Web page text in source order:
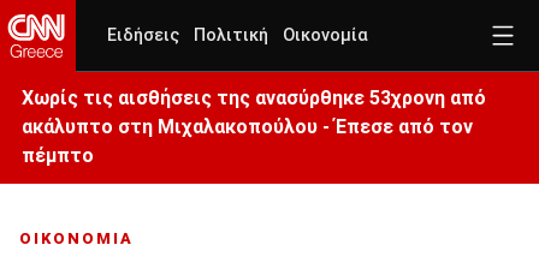
Ειδήσεις Πολιτική Οικονομία
Χωρίς τις αισθήσεις της ανασύρθηκε 53χρονη από
ακάλυπτο στη Μιχαλακοπούλου - Έπεσε από τον
πέμπτο
ΟΙΚΟΝΟΜΙΑ